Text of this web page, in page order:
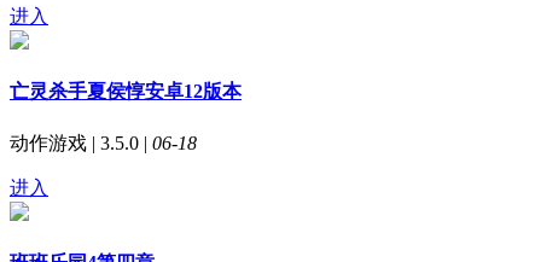
进入
亡灵杀手夏侯惇安卓12版本
动作游戏 | 3.5.0 | 06-18
进入